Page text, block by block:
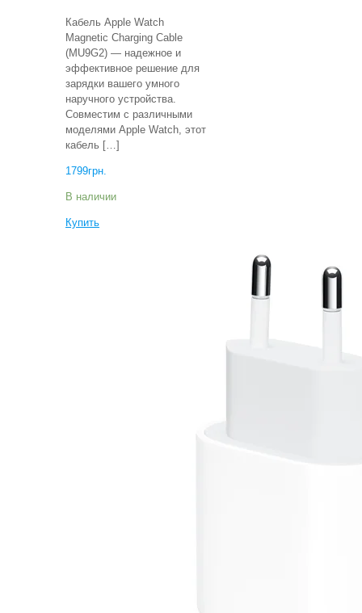
Кабель Apple Watch
Magnetic Charging Cable
(MU9G2) — надежное и
эффективное решение для
зарядки вашего умного
наручного устройства.
Совместим с различными
моделями Apple Watch, этот
кабель […]
1799грн.
В наличии
Купить